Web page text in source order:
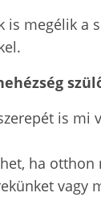
megélik a
is
ha otthon
vagy